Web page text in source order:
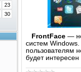
23
30
FrontFace —
систем
пользователям
будет